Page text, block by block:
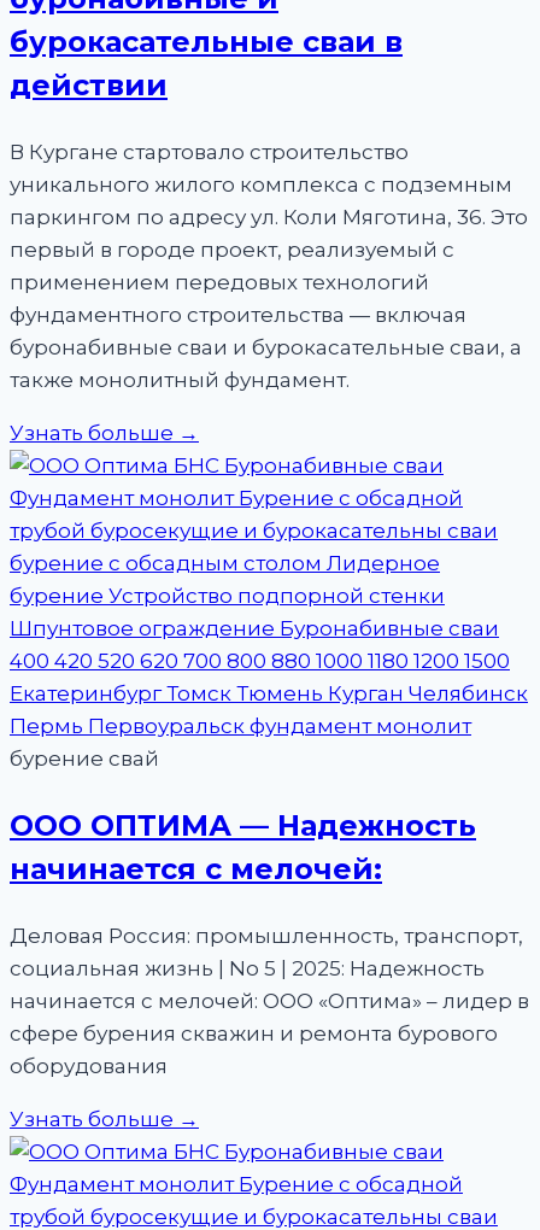
бурокасательные сваи в
действии
В Кургане стартовало строительство
уникального жилого комплекса с подземным
паркингом по адресу ул. Коли Мяготина, 36. Это
первый в городе проект, реализуемый с
применением передовых технологий
фундаментного строительства — включая
буронабивные сваи и бурокасательные сваи, а
также монолитный фундамент.
Узнать больше →
бурение свай
ООО ОПТИМА — Надежность
начинается с мелочей:
Деловая Россия: промышленность, транспорт,
социальная жизнь | No 5 | 2025: Надежность
начинается с мелочей: ООО «Оптима» – лидер в
сфере бурения скважин и ремонта бурового
оборудования
Узнать больше →